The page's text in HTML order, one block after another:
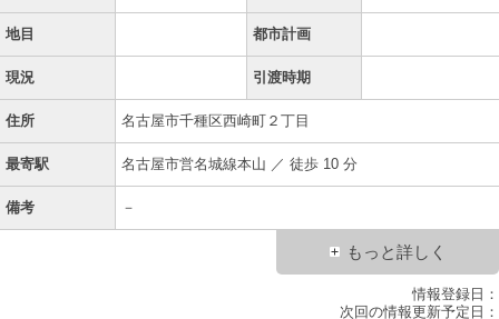
地目 都市計画
現況 引渡時期
住所 名古屋市千種区西崎町２丁目
最寄駅 名古屋市営名城線本山 ／ 徒歩 10 分
備考 －
もっと詳しく
情報登録日：
次回の情報更新予定日：